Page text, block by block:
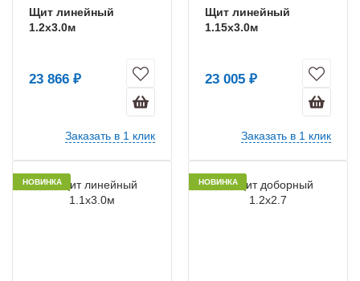
Щит линейный
1.2х3.0м
23 866 ₽
Заказать в 1 клик
Щит линейный
1.15х3.0м
23 005 ₽
Заказать в 1 клик
НОВИНКА НОВИНКА